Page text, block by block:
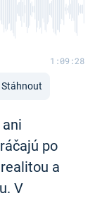
1:09:28
Stáhnout
po
a
V